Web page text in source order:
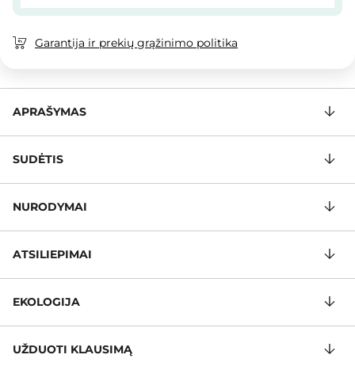
Garantija ir prekių grąžinimo politika
APRAŠYMAS
SUDĖTIS
NURODYMAI
ATSILIEPIMAI
EKOLOGIJA
UŽDUOTI KLAUSIMĄ